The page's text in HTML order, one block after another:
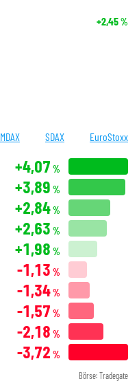
+2,45%
MDAX SDAX EuroStoxx
+4,07 %
+3,89 %
+2,84%
+2,63 %
+1,98 %
-1,13 %
-1,34%
-1,57 %
-2,18 %
-3,72 %
Börse: Tradegate